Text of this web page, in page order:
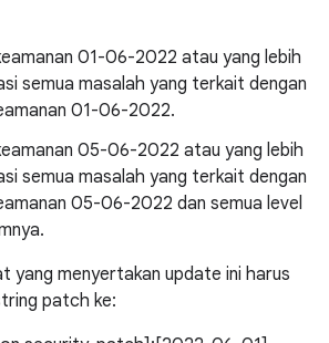
01-06-2022 atau yang lebih
semua masalah yang terkait dengan
01-06-2022.
05-06-2022 atau yang lebih
semua masalah yang terkait dengan
05-06-2022 dan semua level
yang menyertakan update ini harus
patch ke: